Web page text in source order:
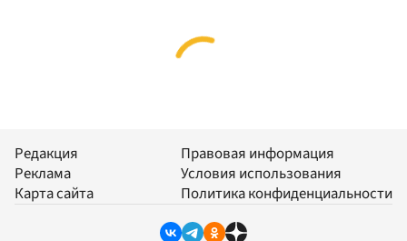
Редакция
Реклама
Карта сайта
Правовая информация
Условия использования
Политика конфиденциальности